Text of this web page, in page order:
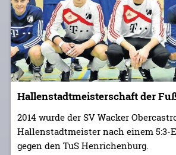
Hallenstadtmeisterschaft der
2014 wurde der SV Wacker
Hallenstadtmeister nach einem 5:3-
gegen den TuS Henrichenburg.